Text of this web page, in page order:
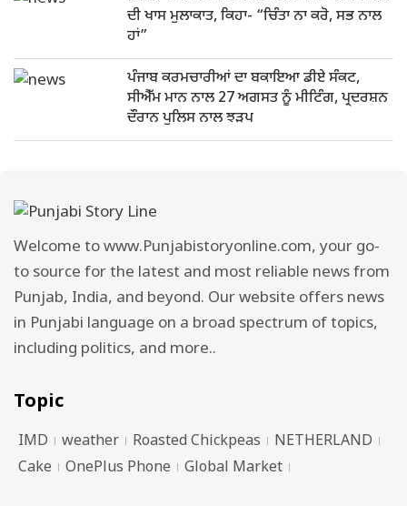
ਦੀ ਖਾਸ ਮੁਲਾਕਾਤ, ਕਿਹਾ- “ਚਿੰਤਾ ਨਾ ਕਰੋ, ਸਭ ਨਾਲ
ਹਾਂ”
ਪੰਜਾਬ ਕਰਮਚਾਰੀਆਂ ਦਾ ਬਕਾਇਆ ਡੀਏ ਸੰਕਟ,
ਸੀਐੱਮ ਮਾਨ ਨਾਲ 27 ਅਗਸਤ ਨੂੰ ਮੀਟਿੰਗ, ਪ੍ਰਦਰਸ਼ਨ
ਦੌਰਾਨ ਪੁਲਿਸ ਨਾਲ ਝੜਪ
Welcome to www.Punjabistoryonline.com, your go-
to source for the latest and most reliable news from
Punjab, India, and beyond. Our website offers news
in Punjabi language on a broad spectrum of topics,
including politics, and more..
Topic
IMD weather Roasted Chickpeas
NETHERLAND
Cake
OnePlus Phone Global Market